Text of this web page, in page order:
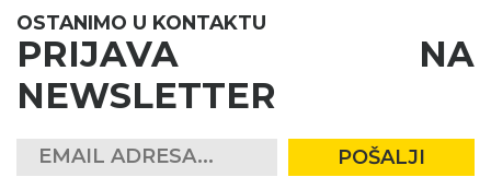
OSTANIMO U KONTAKTU
PRIJAVA NA
NEWSLETTER
POŠALJI